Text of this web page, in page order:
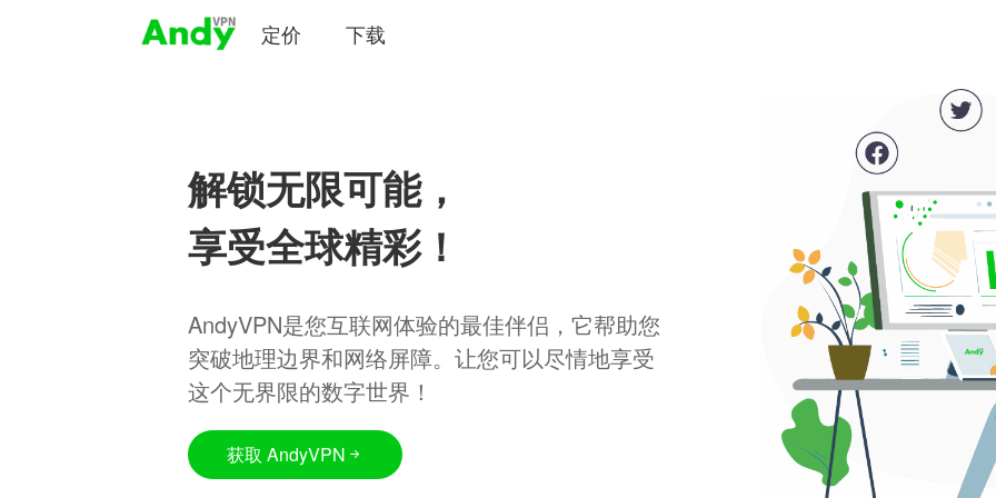
定价 下载
解锁无限可能，
享受全球精彩！
AndyVPN是您互联网体验的最佳伴侣，它帮助您
突破地理边界和网络屏障。让您可以尽情地享受
这个无界限的数字世界！
获取 AndyVPN